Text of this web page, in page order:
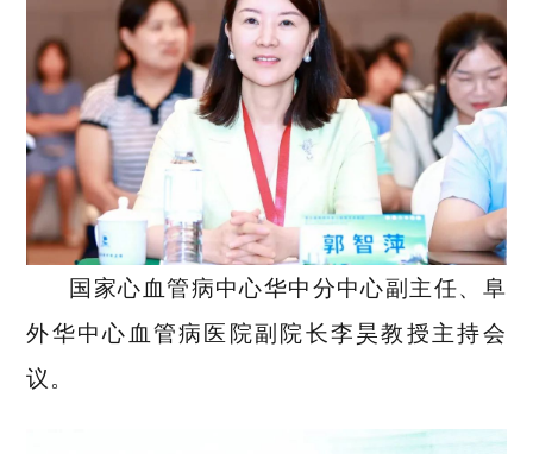
国家心血管病中心华中分中心副主任、阜
外华中心血管病医院副院长李昊教授主持会
议。